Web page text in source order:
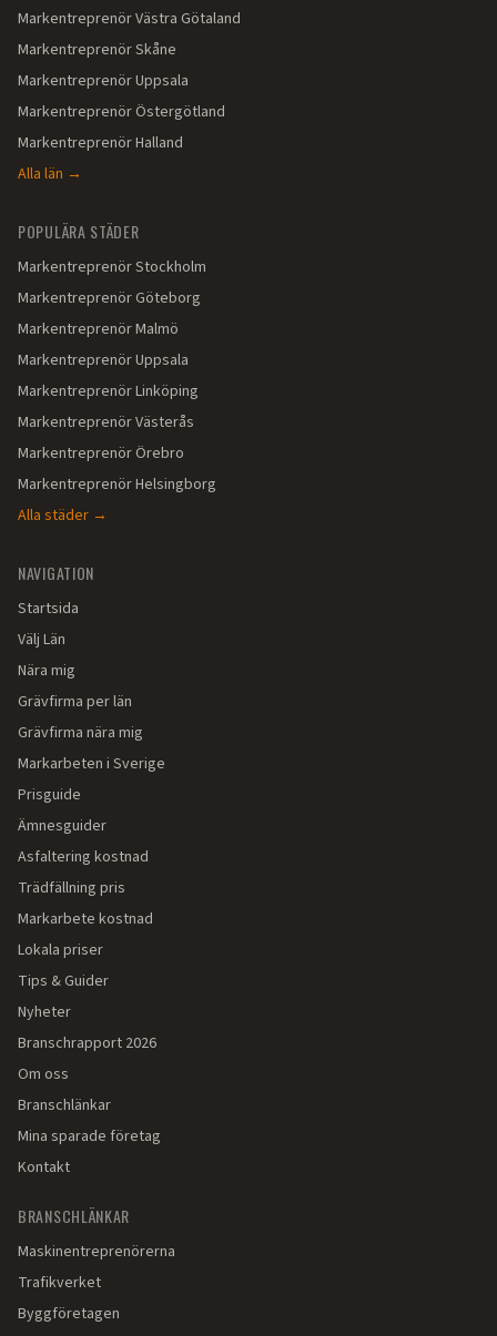
MarkentreprenörVästra Götaland
MarkentreprenörSkåne
MarkentreprenörUppsala
MarkentreprenörÖstergötland
MarkentreprenörHalland
Alla län →
POPULÄRA STÄDER
MarkentreprenörStockholm
MarkentreprenörGöteborg
MarkentreprenörMalmö
MarkentreprenörUppsala
MarkentreprenörLinköping
MarkentreprenörVästerås
MarkentreprenörÖrebro
MarkentreprenörHelsingborg
Alla städer →
NAVIGATION
Startsida
Välj Län
Nära mig
Grävfirma per län
Grävfirma nära mig
Markarbeten i Sverige
Prisguide
Ämnesguider
Asfaltering kostnad
Trädfällning pris
Markarbete kostnad
Lokala priser
Tips & Guider
Nyheter
Branschrapport 2026
Om oss
Branschlänkar
Mina sparade företag
Kontakt
BRANSCHLÄNKAR
Maskinentreprenörerna
Trafikverket
Byggföretagen